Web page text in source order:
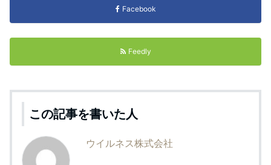
Facebook
Feedly
この記事を書いた人
ウイルネス株式会社